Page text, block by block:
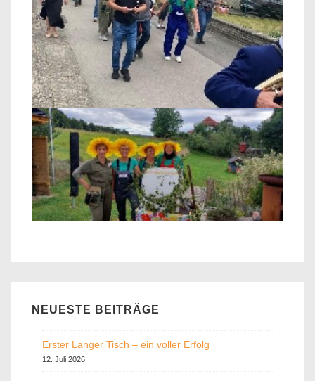
NEUESTE BEITRÄGE
Erster Langer Tisch – ein voller Erfolg
12. Juli 2026